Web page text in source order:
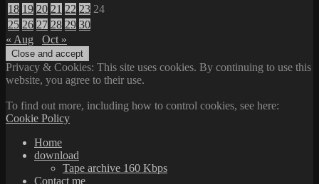
18 19 20 21 22 23 24
25 26 27 28 29 30
« Aug
Oct »
Privacy & Cookies: This site uses cookies. By continuing to use this
website, you agree to their use.
To find out more, including how to control cookies, see here:
Cookie Policy
Home
download
Tape archive 160 Kbps
Contact me